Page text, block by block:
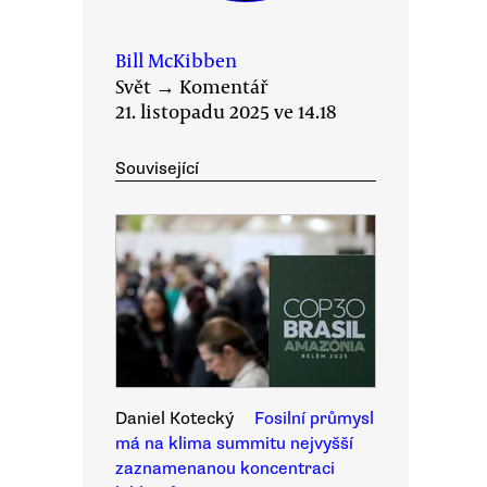
Bill McKibben
Svět → Komentář
21. listopadu 2025 ve 14.18
Související
Daniel Kotecký
Fosilní průmysl
má na klima summitu nejvyšší
zaznamenanou koncentraci